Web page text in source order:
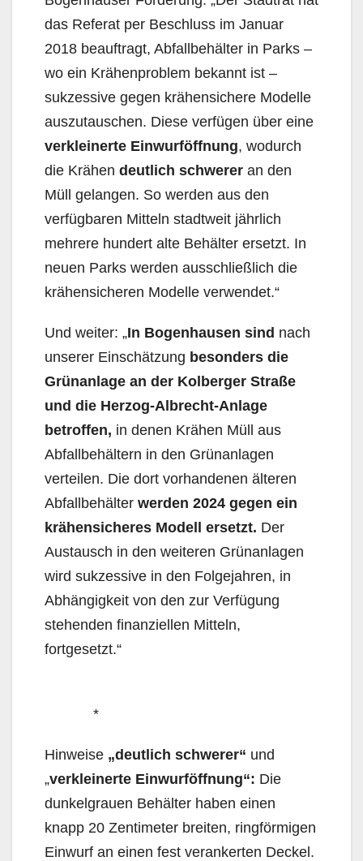
das Referat per Beschluss im Januar
2018 beauftragt, Abfallbehälter in Parks –
wo ein Krähenproblem bekannt ist –
sukzessive gegen krähensichere Modelle
auszutauschen. Diese verfügen über eine
verkleinerte Einwurföffnung, wodurch
die Krähen deutlich schwerer an den
Müll gelangen. So werden aus den
verfügbaren Mitteln stadtweit jährlich
mehrere hundert alte Behälter ersetzt. In
neuen Parks werden ausschließlich die
krähensicheren Modelle verwendet.“
Und weiter: „In Bogenhausen sind nach
unserer Einschätzung besonders die
Grünanlage an der Kolberger Straße
und die Herzog-Albrecht-Anlage
betroffen, in denen Krähen Müll aus
Abfallbehältern in den Grünanlagen
verteilen. Die dort vorhandenen älteren
Abfallbehälter werden 2024 gegen ein
krähensicheres Modell ersetzt. Der
Austausch in den weiteren Grünanlagen
wird sukzessive in den Folgejahren, in
Abhängigkeit von den zur Verfügung
stehenden finanziellen Mitteln,
fortgesetzt.“
*
Hinweise „deutlich schwerer“ und
„verkleinerte Einwurföffnung“: Die
dunkelgrauen Behälter haben einen
knapp 20 Zentimeter breiten, ringförmigen
Einwurf an einen fest verankerten Deckel.